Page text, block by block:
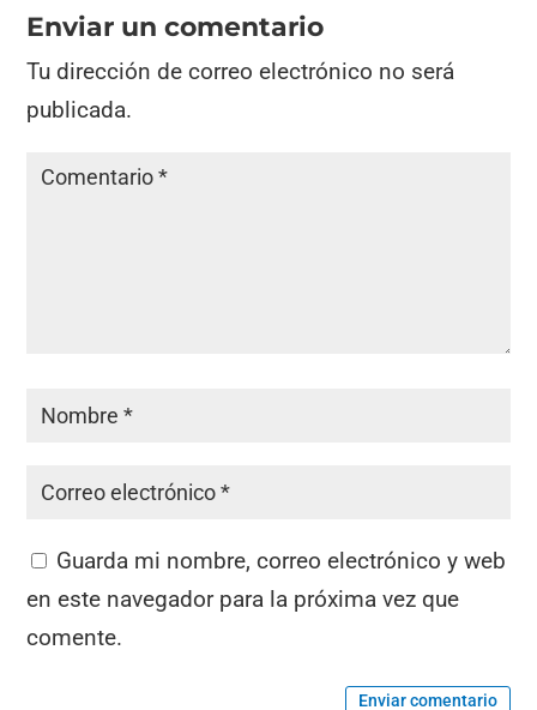
Enviar un comentario
Tu dirección de correo electrónico no será
publicada.
Guarda mi nombre, correo electrónico y web
en este navegador para la próxima vez que
comente.
Enviar comentario